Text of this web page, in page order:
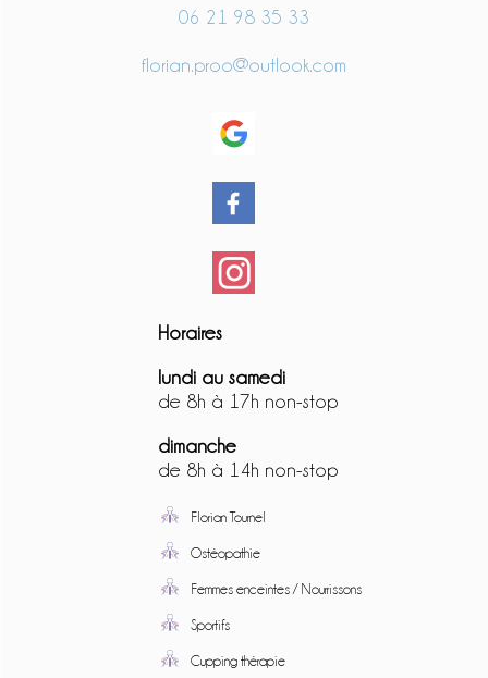
06 21 98 35 33
florian.proo@outlook.com
Horaires
lundi au samedi
de 8h à 17h non-stop
dimanche
de 8h à 14h non-stop
Florian Tournel
Ostéopathie
Femmes enceintes / Nourrissons
Sportifs
Cupping thérapie